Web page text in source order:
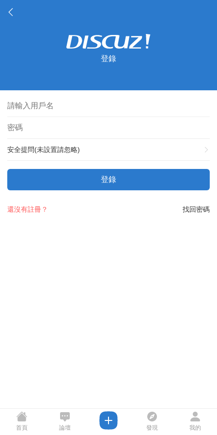
登錄
安全提問(未設置請忽略)
登錄
找回密碼
還沒有註冊？
首頁 論壇 發現 我的